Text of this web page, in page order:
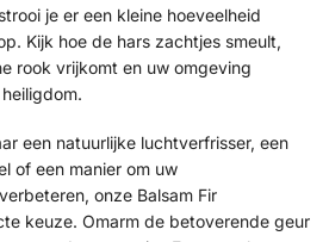
je er een kleine hoeveelheid
Kijk hoe de hars zachtjes smeult,
rook vrijkomt en uw omgeving
een natuurlijke luchtverfrisser, een
of een manier om uw
onze Balsam Fir
keuze. Omarm de betoverende geur